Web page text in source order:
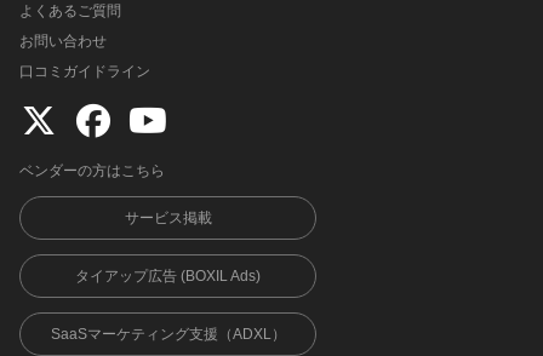
よくあるご質問
お問い合わせ
口コミガイドライン
ベンダーの方はこちら
サービス掲載
タイアップ広告 (BOXIL Ads)
SaaSマーケティング支援（ADXL）